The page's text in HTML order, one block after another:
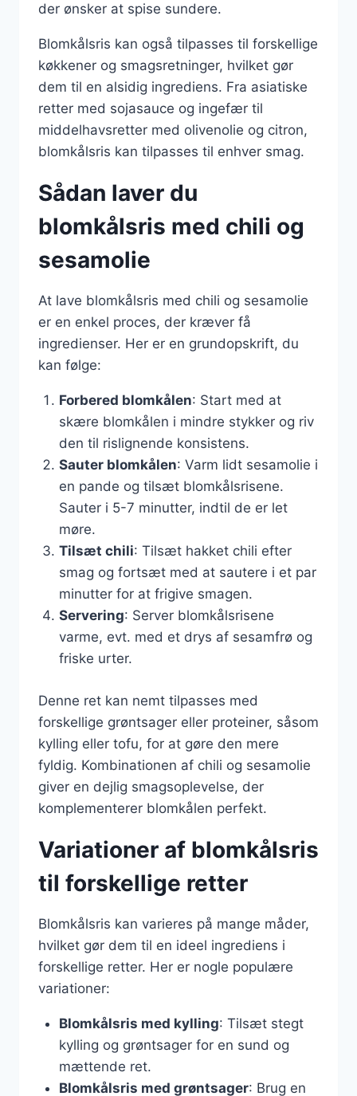
der ønsker at spise sundere.
Blomkålsris kan også tilpasses til forskellige
køkkener og smagsretninger, hvilket gør
dem til en alsidig ingrediens. Fra asiatiske
retter med sojasauce og ingefær til
middelhavsretter med olivenolie og citron,
blomkålsris kan tilpasses til enhver smag.
Sådan laver du
blomkålsris med chili og
sesamolie
At lave blomkålsris med chili og sesamolie
er en enkel proces, der kræver få
ingredienser. Her er en grundopskrift, du
kan følge:
Forbered blomkålen: Start med at
skære blomkålen i mindre stykker og riv
den til rislignende konsistens.
Sauter blomkålen: Varm lidt sesamolie i
en pande og tilsæt blomkålsrisene.
Sauter i 5-7 minutter, indtil de er let
møre.
Tilsæt chili: Tilsæt hakket chili efter
smag og fortsæt med at sautere i et par
minutter for at frigive smagen.
Servering: Server blomkålsrisene
varme, evt. med et drys af sesamfrø og
friske urter.
Denne ret kan nemt tilpasses med
forskellige grøntsager eller proteiner, såsom
kylling eller tofu, for at gøre den mere
fyldig. Kombinationen af chili og sesamolie
giver en dejlig smagsoplevelse, der
komplementerer blomkålen perfekt.
Variationer af blomkålsris
til forskellige retter
Blomkålsris kan varieres på mange måder,
hvilket gør dem til en ideel ingrediens i
forskellige retter. Her er nogle populære
variationer:
Blomkålsris med kylling: Tilsæt stegt
kylling og grøntsager for en sund og
mættende ret.
Blomkålsris med grøntsager: Brug en